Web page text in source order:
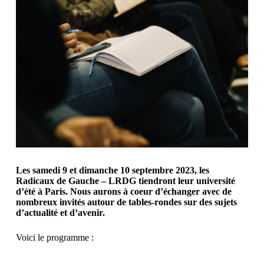
Les samedi 9 et dimanche 10 septembre 2023, les
Radicaux de Gauche – LRDG tiendront leur université
d’été à Paris. Nous aurons à coeur d’échanger avec de
nombreux invités autour de tables-rondes sur des sujets
d’actualité et d’avenir.
Voici le programme :